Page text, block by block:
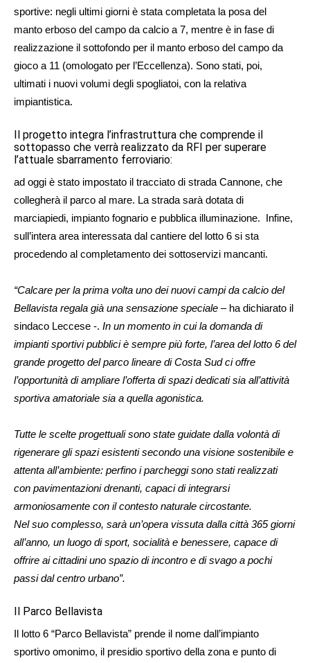
sportive: negli ultimi giorni è stata completata la posa del
manto erboso del campo da calcio a 7, mentre è in fase di
realizzazione il sottofondo per il manto erboso del campo da
gioco a 11 (omologato per l’Eccellenza). Sono stati, poi,
ultimati i nuovi volumi degli spogliatoi, con la relativa
impiantistica.
Il progetto integra l’infrastruttura che comprende il
sottopasso che verrà realizzato da RFI per superare
l’attuale sbarramento ferroviario:
ad oggi è stato impostato il tracciato di strada Cannone, che
collegherà il parco al mare. La strada sarà dotata di
marciapiedi, impianto fognario e pubblica illuminazione. Infine,
sull’intera area interessata dal cantiere del lotto 6 si sta
procedendo al completamento dei sottoservizi mancanti.
“Calcare per la prima volta uno dei nuovi campi da calcio del
Bellavista regala già una sensazione speciale –ha dichiarato il
sindaco Leccese -. In un momento in cui la domanda di
impianti sportivi pubblici è sempre più forte, l’area del lotto 6 del
grande progetto del parco lineare di Costa Sud ci offre
l’opportunità di ampliare l’offerta di spazi dedicati sia all’attività
sportiva amatoriale sia a quella agonistica.
Tutte le scelte progettuali sono state guidate dalla volontà di
rigenerare gli spazi esistenti secondo una visione sostenibile e
attenta all’ambiente: perfino i parcheggi sono stati realizzati
con pavimentazioni drenanti, capaci di integrarsi
armoniosamente con il contesto naturale circostante.
Nel suo complesso, sarà un’opera vissuta dalla città 365 giorni
all’anno, un luogo di sport, socialità e benessere, capace di
offrire ai cittadini uno spazio di incontro e di svago a pochi
passi dal centro urbano”.
Il Parco Bellavista
Il lotto 6 “Parco Bellavista” prende il nome dall’impianto
sportivo omonimo, il presidio sportivo della zona e punto di